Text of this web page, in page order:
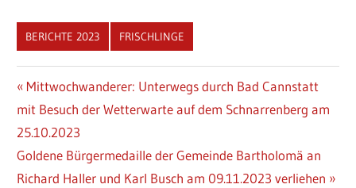
BERICHTE 2023 FRISCHLINGE
Beitragsnavigation
Vorheriger
Beitrag:
Mittwochwanderer: Unterwegs durch Bad Cannstatt
mit Besuch der Wetterwarte auf dem Schnarrenberg am
25.10.2023
Nächster
Beitrag:
Goldene Bürgermedaille der Gemeinde Bartholomä an
Richard Haller und Karl Busch am 09.11.2023 verliehen